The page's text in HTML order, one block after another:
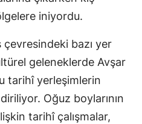
iniyordu.
bazı yer
geleneklerde Avşar
tarihî yerleşimlerin
Oğuz boylarının
tarihî çalışmalar,